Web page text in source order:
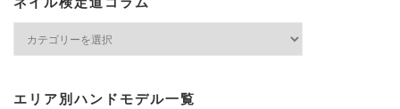
定
エリア別ハンドモデル一覧